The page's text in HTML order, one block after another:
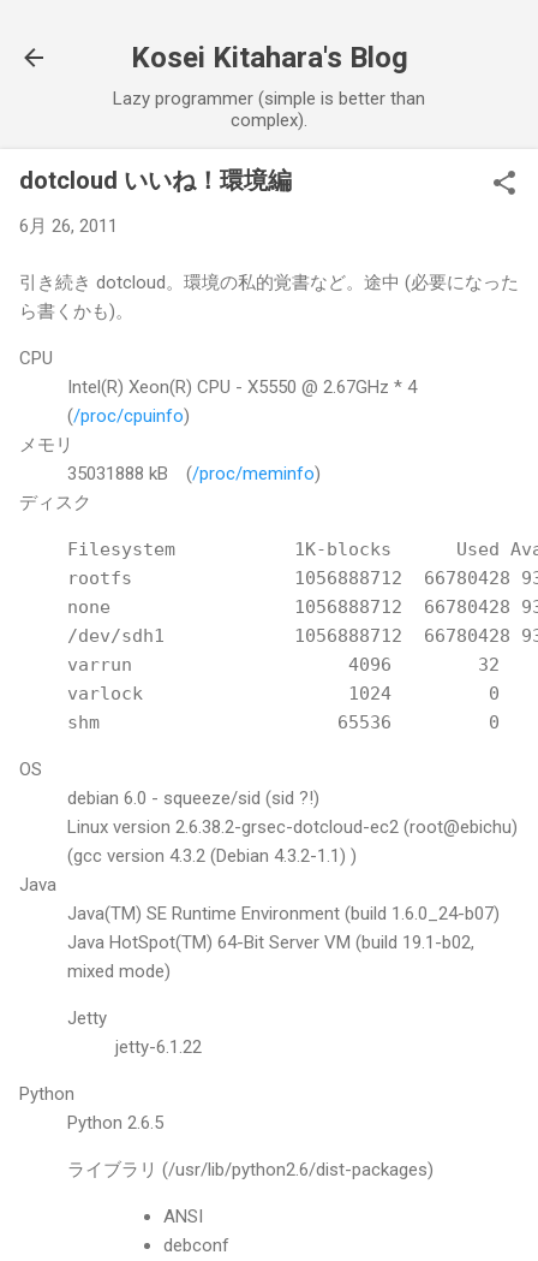
Kosei Kitahara's Blog
Lazy programmer (simple is better than
complex).
dotcloud いいね！環境編
6月 26, 2011
引き続き dotcloud。環境の私的覚書など。途中 (必要になった
ら書くかも)。
CPU
Intel(R) Xeon(R) CPU - X5550 @ 2.67GHz * 4
(/proc/cpuinfo)
メモリ
35031888 kB (/proc/meminfo)
ディスク
Filesystem           1K-blocks      Used
rootfs               1056888712  66780428
none                 1056888712  66780428
/dev/sdh1            1056888712  66780428
varrun                    4096        32
varlock                   1024         0
OS
debian 6.0 - squeeze/sid (sid ?!)
Linux version 2.6.38.2-grsec-dotcloud-ec2 (root@ebichu)
(gcc version 4.3.2 (Debian 4.3.2-1.1) )
Java
Java(TM) SE Runtime Environment (build 1.6.0_24-b07)
Java HotSpot(TM) 64-Bit Server VM (build 19.1-b02,
mixed mode)
Jetty
jetty-6.1.22
Python
Python 2.6.5
ライブラリ (/usr/lib/python2.6/dist-packages)
ANSI
debconf